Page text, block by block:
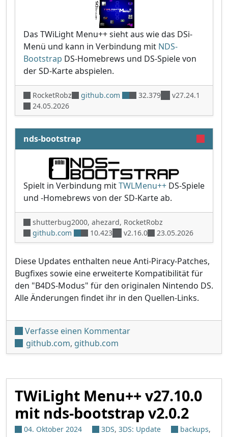
Das TWiLight Menu++ sieht aus wie das DSi-
Menü und kann in Verbindung mit NDS-
Bootstrap DS-Homebrews und DS-Spiele von
der SD-Karte abspielen.
RocketRobz github.com 32.379
v27.24.1
24.05.2026
nds-bootstrap
Spielt in Verbindung mitTWLMenu++ DS-Spiele
und -Homebrews von der SD-Karte ab.
shutterbug2000, ahezard, RocketRobz
github.com
10.423 v2.16.0 23.05.2026
Diese Updates enthalten neue Anti-Piracy-Patches,
Bugfixes sowie eine erweiterte Kompatibilität für
den "B4DS-Modus" für den originalen Nintendo DS.
Alle Änderungen findet ihr in den Quellen-Links.
Verfasse einen Kommentarunter 'TWiLight Menu++
github.com, github.com
TWiLight Menu++ v27.10.0
mit nds-bootstrap v2.0.2
04. Oktober 2024 3DS, 3DS: Update backups,